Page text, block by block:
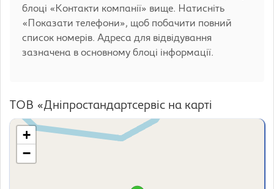
блоці «Контакти компанії» вище. Натисніть
«Показати телефони», щоб побачити повний
список номерів. Адреса для відвідування
зазначена в основному блоці інформації.
ТОВ «Дніпростандартсервіс на карті
+
−